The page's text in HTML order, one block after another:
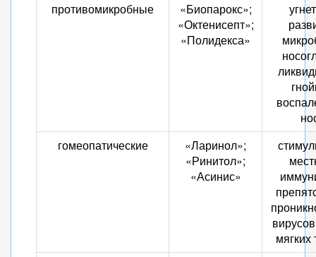
противомикробные
«Биопарокс»;
«Октенисепт»;
«Полидекса»
гомеопатические
«Ларинол»;
«Ринитол»;
«Асинис»
мягких